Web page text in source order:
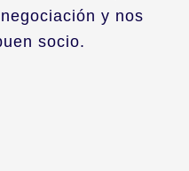
y nos
socio.